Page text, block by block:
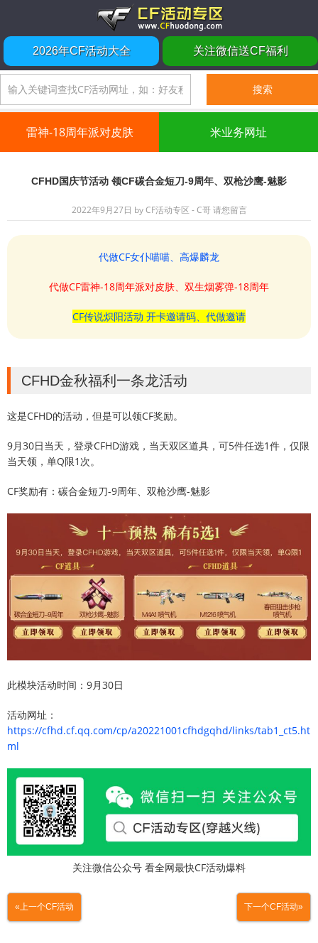
2026年CF活动大全 关注微信送CF福利
雷神-18周年派对皮肤 米业务网址
CFHD国庆节活动 领CF碳合金短刀-9周年、双枪沙鹰-魅影
2022年9月27日 byCF活动专区 - C哥 请您留言
代做CF女仆喵喵、高爆麟龙
代做CF雷神-18周年派对皮肤、双生烟雾弹-18周年
CF传说炽阳活动 开卡邀请码、代做邀请
CFHD金秋福利一条龙活动
这是CFHD的活动，但是可以领CF奖励。
9月30日当天，登录CFHD游戏，当天双区道具，可5件任选1件，仅限
当天领，单Q限1次。
CF奖励有：碳合金短刀-9周年、双枪沙鹰-魅影
此模块活动时间：9月30日
活动网址：
https://cfhd.cf.qq.com/cp/a20221001cfhdgqhd/links/tab1_ct5.ht
ml
关注微信公众号 看全网最快CF活动爆料
«上一个CF活动 下一个CF活动»